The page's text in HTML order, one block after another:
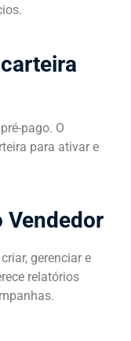
pago. O
para ativar e
Vendedor
gerenciar e
relatórios